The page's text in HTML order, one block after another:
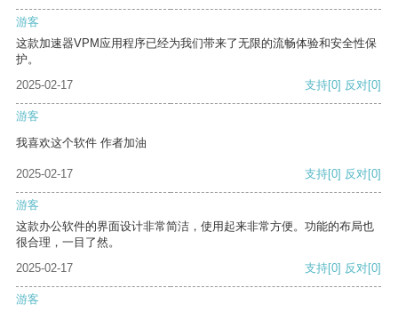
游客
这款加速器VPM应用程序已经为我们带来了无限的流畅体验和安全性保
护。
2025-02-17
支持[0] 反对[0]
游客
我喜欢这个软件 作者加油
2025-02-17 支持[0] 反对[0]
游客
这款办公软件的界面设计非常简洁，使用起来非常方便。功能的布局也
很合理，一目了然。
2025-02-17
支持[0] 反对[0]
游客